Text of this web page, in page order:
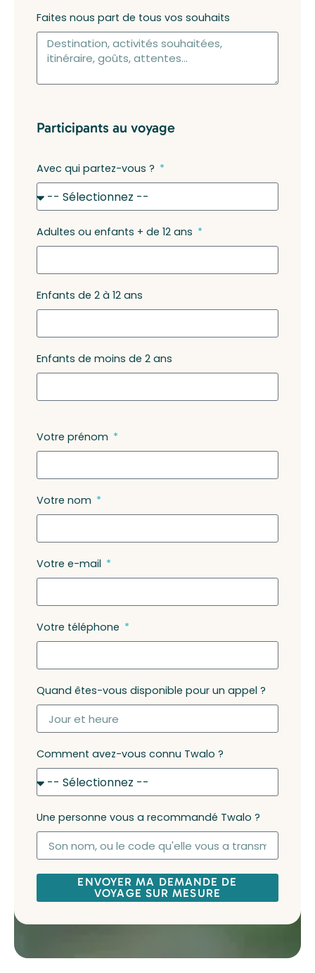
Faites nous part de tous vos souhaits
Participants au voyage
Avec qui partez-vous ?
Adultes ou enfants + de 12 ans
Enfants de 2 à 12 ans
Enfants de moins de 2 ans
Votre prénom
Votre nom
Votre e-mail
Votre téléphone
Quand êtes-vous disponible pour un appel ?
Comment avez-vous connu Twalo ?
Une personne vous a recommandé Twalo ?
ENVOYER MA DEMANDE DE
VOYAGE SUR MESURE